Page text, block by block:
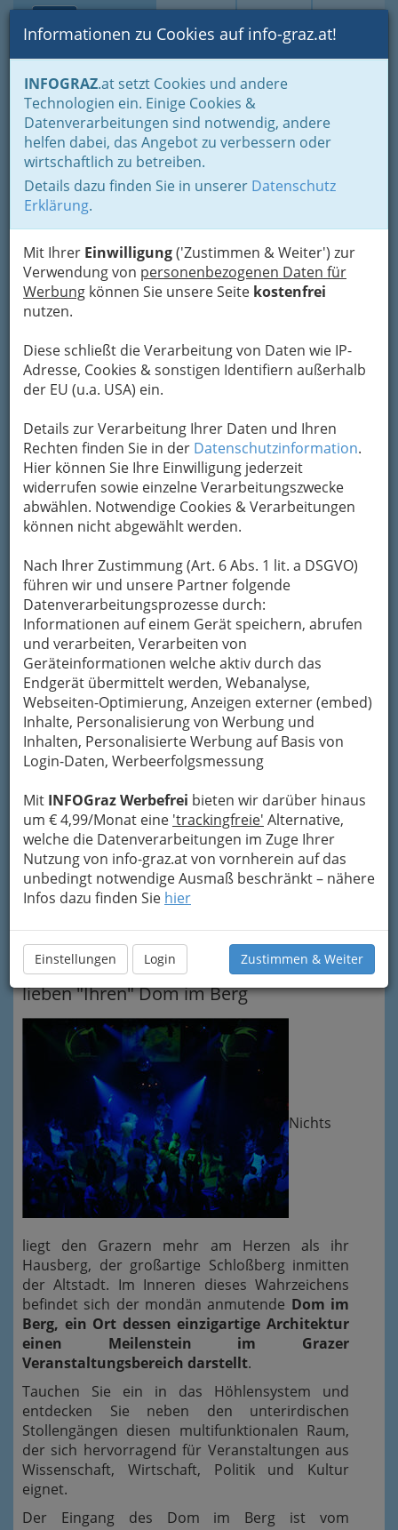
Suche Login Toggle
Informationen zu Cookies auf info-graz.at!
INFOGRAZ.at setzt Cookies und andere
Technologien ein. Einige Cookies &
Datenverarbeitungen sind notwendig, andere
helfen dabei, das Angebot zu verbessern oder
wirtschaftlich zu betreiben.
Details dazu finden Sie in unserer Datenschutz
Erklärung.
Mit Ihrer Einwilligung('Zustimmen & Weiter') zur
Verwendung von personenbezogenen Daten für
Werbung können Sie unsere Seite kostenfrei
nutzen.
Diese schließt die Verarbeitung von Daten wie IP-
Adresse, Cookies & sonstigen Identifiern außerhalb
der EU (u.a. USA) ein.
Details zur Verarbeitung Ihrer Daten und Ihren
Rechten finden Sie in der Datenschutzinformation.
Hier können Sie Ihre Einwilligung jederzeit
widerrufen sowie einzelne Verarbeitungszwecke
abwählen. Notwendige Cookies & Verarbeitungen
können nicht abgewählt werden.
Nach Ihrer Zustimmung (Art. 6 Abs. 1 lit. a DSGVO)
führen wir und unsere Partner folgende
Datenverarbeitungsprozesse durch:
Informationen auf einem Gerät speichern, abrufen
und verarbeiten, Verarbeiten von
Geräteinformationen welche aktiv durch das
Endgerät übermittelt werden, Webanalyse,
Webseiten-Optimierung, Anzeigen externer (embed)
Inhalte, Personalisierung von Werbung und
Inhalten, Personalisierte Werbung auf Basis von
Login-Daten, Werbeerfolgsmessung
Mit INFOGraz Werbefrei bieten wir darüber hinaus
um € 4,99/Monat eine 'trackingfreie' Alternative,
welche die Datenverarbeitungen im Zuge Ihrer
Nutzung von info-graz.at von vornherein auf das
unbedingt notwendige Ausmaß beschränkt – nähere
Infos dazu finden Sie hier
Einstellungen Login Zustimmen & Weiter
Home Branchen
Tourismus & Freizeitwirtschaft
Freizeitbetriebe
Veranstaltung und Betrieb von Messen
Dom im Berg - Grazer
Spielstätten
Schloßbergplatz 1, 8010 Graz
+43 316 8008 - 9017
Extravaganz im Berg
Das
jüngste Kind der Grazer Spielstätten ist der Dom
im Berg.Er ist in seiner Art absolut einmalig
und wohl der originellste geschlossene
Veranstaltungsort in Graz, wenn nicht in
ganz Österreich
Die Idee, mitten in der steirischen
Landeshauptstadt einen großen,
multifunktionalen Raum aus dem Felsen zu
schlagen, wurde 1999 realisiert und anlässlich
der Landesausstellung im Jahr 2000 eröffnet.
und eine Höhe von 11 Metern bieten Raum
für die vielfältigsten Veranstaltungen: von
Konzerten aller Stilrichtungen (durch die
spezielle Wandverkleidung ergibt sich eine
hervorragende Akustik), über Kongresse, Bälle,
Theateraufführungen bis zu Clubbings,
Kundenempfängen.
Nicht nur die Grazer und Grazerinnen
lieben "Ihren" Dom im Berg
Nichts
liegt den Grazern mehr am Herzen als ihr
Hausberg, der großartige Schloßberg inmitten
der Altstadt. Im Inneren dieses Wahrzeichens
befindet sich der mondän anmutende Dom im
Berg, ein Ort dessen einzigartige Architektur
einen Meilenstein im Grazer
Veranstaltungsbereich darstellt.
Tauchen Sie ein in das Höhlensystem und
entdecken Sie neben den unterirdischen
Stollengängen diesen multifunktionalen Raum,
der sich hervorragend für Veranstaltungen aus
Wissenschaft, Wirtschaft, Politik und Kultur
eignet.
Der Eingang des Dom im Berg ist vom